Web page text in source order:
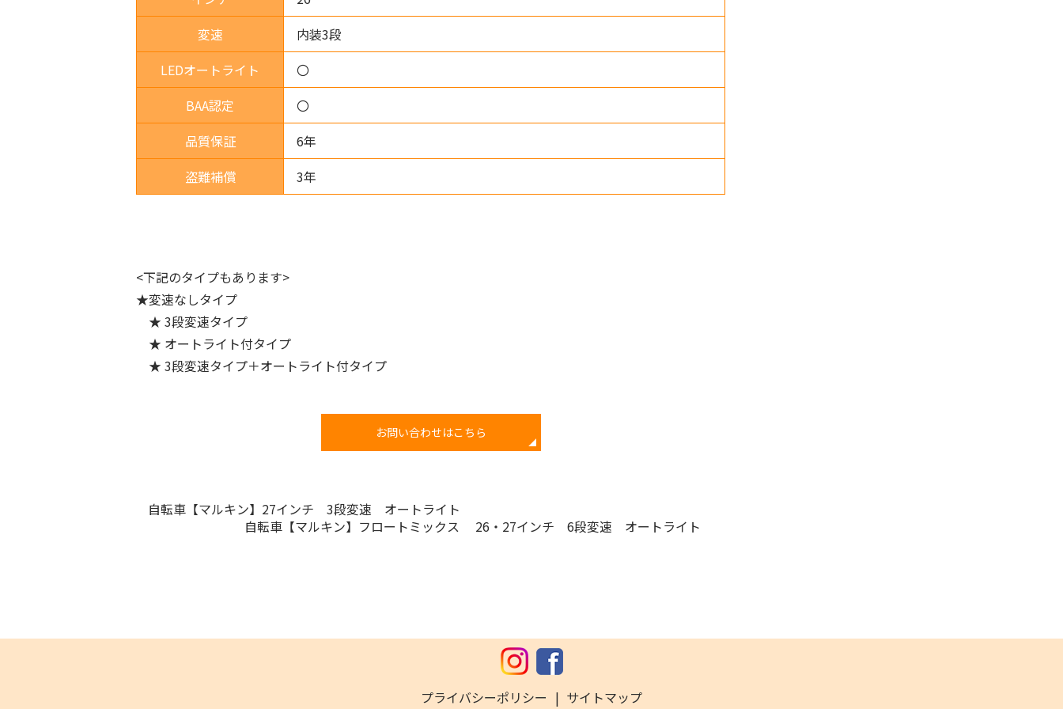
変速
内装3段
LEDオートライト
〇
BAA認定
〇
品質保証
6年
盗難補償
3年
<下記のタイプもあります>
★変速なしタイプ
★ 3段変速タイプ
★ オートライト付タイプ
★ 3段変速タイプ＋オートライト付タイプ
お問い合わせはこちら
自転車【マルキン】27インチ 3段変速 オートライト
自転車【マルキン】フロートミックス 26・27インチ 6段変速 オートライト
プライバシーポリシー サイトマップ